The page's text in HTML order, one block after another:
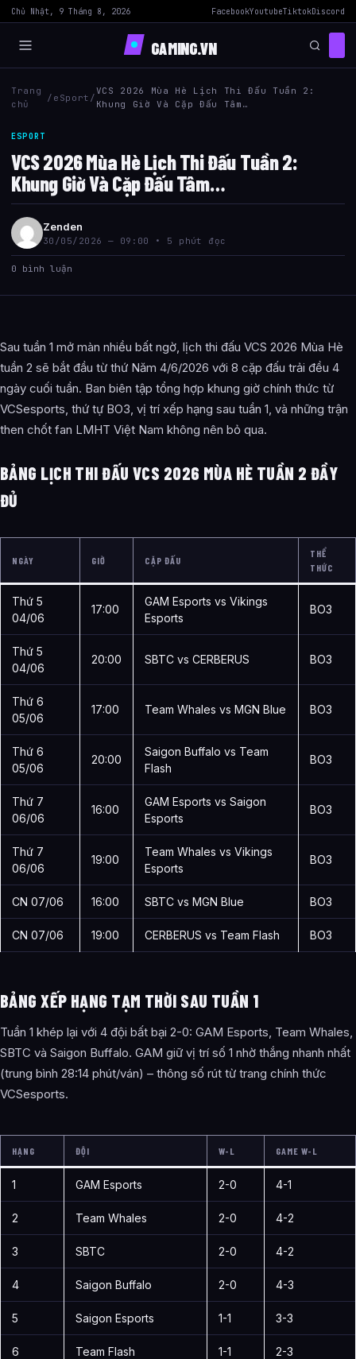
Chủ Nhật, 9 Tháng 8, 2026 FacebookYoutubeTiktokDiscord
GAMING.VN
Trang
chủ
/ eSport /
VCS 2026 Mùa Hè Lịch Thi Đấu Tuần 2:
Khung Giờ Và Cặp Đấu Tâm…
ESPORT
VCS 2026 Mùa Hè Lịch Thi Đấu Tuần 2:
Khung Giờ Và Cặp Đấu Tâm…
Zenden
30/05/2026 — 09:00 • 5 phút đọc
0 bình luận
Sau tuần 1 mở màn nhiều bất ngờ, lịch thi đấu VCS 2026 Mùa Hè
tuần 2 sẽ bắt đầu từ thứ Năm 4/6/2026 với 8 cặp đấu trải đều 4
ngày cuối tuần. Ban biên tập tổng hợp khung giờ chính thức từ
VCSesports, thứ tự BO3, vị trí xếp hạng sau tuần 1, và những trận
then chốt fan LMHT Việt Nam không nên bỏ qua.
BẢNG LỊCH THI ĐẤU VCS 2026 MÙA HÈ TUẦN 2 ĐẦY
ĐỦ
NGÀY GIỜ CẶP ĐẤU
THỂ
THỨC
Thứ 5
04/06
17:00
GAM Esports vs Vikings
Esports
BO3
Thứ 5
04/06
20:00 SBTC vs CERBERUS BO3
Thứ 6
05/06
17:00 Team Whales vs MGN Blue BO3
Thứ 6
05/06
20:00
Saigon Buffalo vs Team
Flash
BO3
Thứ 7
06/06
16:00
GAM Esports vs Saigon
Esports
BO3
Thứ 7
06/06
19:00
Team Whales vs Vikings
Esports
BO3
CN 07/06 16:00 SBTC vs MGN Blue BO3
CN 07/06 19:00 CERBERUS vs Team Flash BO3
BẢNG XẾP HẠNG TẠM THỜI SAU TUẦN 1
Tuần 1 khép lại với 4 đội bất bại 2-0: GAM Esports, Team Whales,
SBTC và Saigon Buffalo. GAM giữ vị trí số 1 nhờ thắng nhanh nhất
(trung bình 28:14 phút/ván) – thông số rút từ trang chính thức
VCSesports.
HẠNG ĐỘI W-L GAME W-L
1 GAM Esports 2-0 4-1
2 Team Whales 2-0 4-2
3 SBTC 2-0 4-2
4 Saigon Buffalo 2-0 4-3
5 Saigon Esports 1-1 3-3
6 Team Flash 1-1 2-3